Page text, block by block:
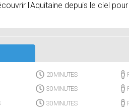
l'Aquitaine depuis le ciel
20 MINUTES
30 MINUTES
30 MINUTES